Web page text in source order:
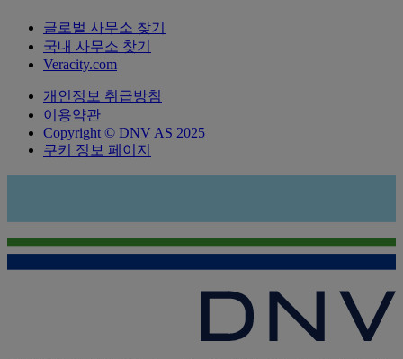
글로벌 사무소 찾기
국내 사무소 찾기
Veracity.com
개인정보 취급방침
이용약관
Copyright © DNV AS 2025
쿠키 정보 페이지